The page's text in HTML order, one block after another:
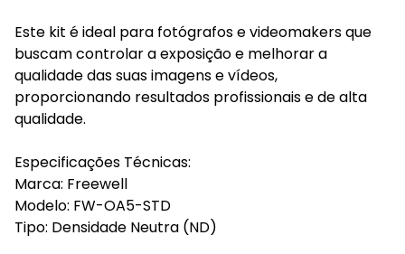
Este kit é ideal para fotógrafos e videomakers que
buscam controlar a exposição e melhorar a
qualidade das suas imagens e vídeos,
proporcionando resultados profissionais e de alta
qualidade.
Especificações Técnicas:
Marca: Freewell
Modelo: FW-OA5-STD
Tipo: Densidade Neutra (ND)